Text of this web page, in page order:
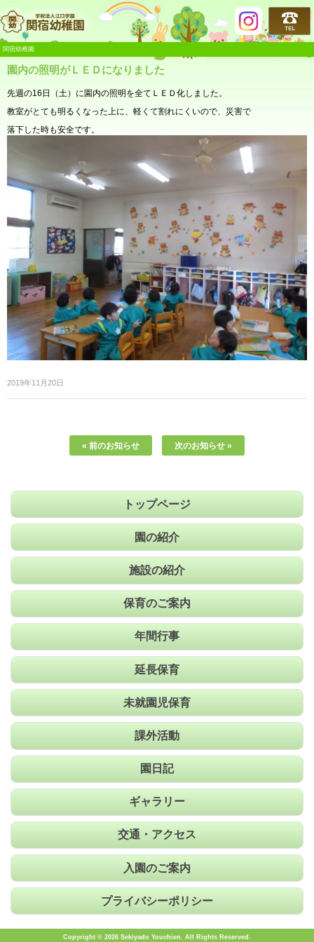
関宿幼稚園
関宿幼稚園
園内の照明がＬＥＤになりました
先週の16日（土）に園内の照明を全てＬＥＤ化しました。
教室がとても明るくなった上に、軽くて割れにくいので、災害で
落下した時も安全です。
2019年11月20日
« 前のお知らせ 次のお知らせ »
トップページ
園の紹介
施設の紹介
保育のご案内
年間行事
延長保育
未就園児保育
課外活動
園日記
ギャラリー
交通・アクセス
入園のご案内
プライバシーポリシー
Copyright © 2026 Sekiyado Youchien. All Rights Reserved.